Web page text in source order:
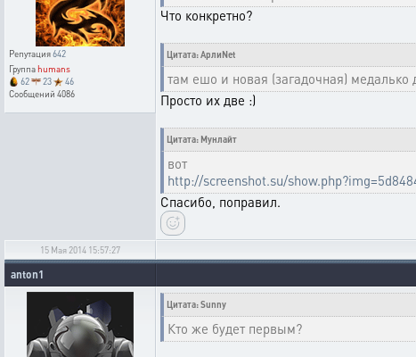
Репутация642
Группа humans
62
23
46
Сообщений 4086
Что конкретно?
Цитата: АрлиNet
там ешо и новая (загадочная) медалько
Просто их две :)
Цитата: Мунлайт
вот
http://screenshot.su/
Спасибо, поправил.
15 Мая 2014 15:57:27
anton1
Цитата: Sunny
Кто же будет первым?